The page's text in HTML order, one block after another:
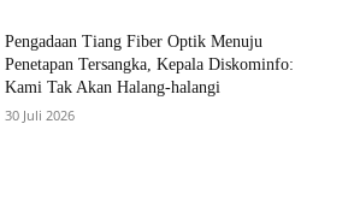
Pengadaan Tiang Fiber Optik Menuju
Penetapan Tersangka, Kepala Diskominfo:
Kami Tak Akan Halang-halangi
30 Juli 2026